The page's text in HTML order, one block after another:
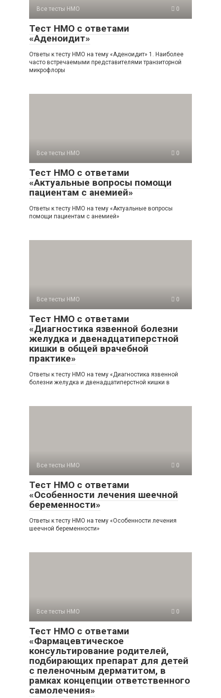
Все тесты НМО 0
Тест НМО с ответами
«Аденоидит»
Ответы к тесту НМО на тему «Аденоидит» 1. Наиболее
часто встречаемыми представителями транзиторной
микрофлоры
Все тесты НМО 0
Тест НМО с ответами
«Актуальные вопросы помощи
пациентам с анемией»
Ответы к тесту НМО на тему «Актуальные вопросы
помощи пациентам с анемией»
Все тесты НМО 0
Тест НМО с ответами
«Диагностика язвенной болезни
желудка и двенадцатиперстной
кишки в общей врачебной
практике»
Ответы к тесту НМО на тему «Диагностика язвенной
болезни желудка и двенадцатиперстной кишки в
Все тесты НМО 0
Тест НМО с ответами
«Особенности лечения шеечной
беременности»
Ответы к тесту НМО на тему «Особенности лечения
шеечной беременности»
Все тесты НМО 0
Тест НМО с ответами
«Фармацевтическое
консультирование родителей,
подбирающих препарат для детей
с пеленочным дерматитом, в
рамках концепции ответственного
самолечения»